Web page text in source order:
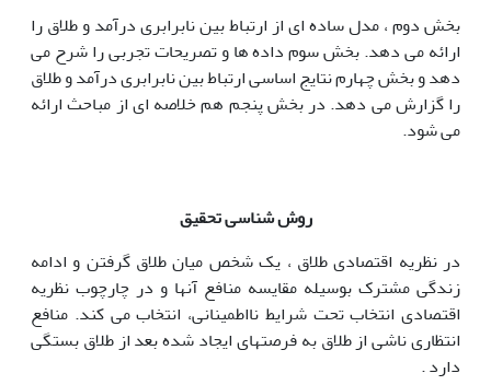
بخش دوم ، مدل ساده ای از ارتباط بین نابرابری درآمد و طلاق را
ارائه می دهد. بخش سوم داده ها و تصریحات تجربی را شرح می
دهد و بخش چهارم نتایج اساسی ارتباط بین نابرابری درآمد و طلاق
را گزارش می دهد. در بخش پنجم هم خلاصه ای از مباحث ارائه
می شود.
روش شناسی تحقیق
در نظریه اقتصادی طلاق ، یک شخص میان طلاق گرفتن و ادامه
زندگی مشترک بوسیله مقایسه منافع آنها و در چارچوب نظریه
اقتصادی انتخاب تحت شرایط نااطمینانی، انتخاب می کند. منافع
انتظاری ناشی از طلاق به فرصتهای ایجاد شده بعد از طلاق بستگی
دارد .